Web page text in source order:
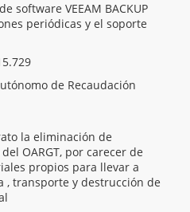
software VEEAM BACKUP
periódicas y el soporte
de Recaudación
la eliminación de
OARGT, por carecer de
propios para llevar a
, transporte y destrucción de